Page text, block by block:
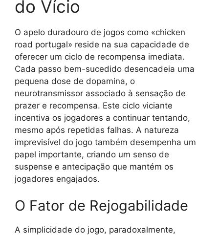
do Vício
O apelo duradouro de jogos como «chicken
road portugal» reside na sua capacidade de
oferecer um ciclo de recompensa imediata.
Cada passo bem-sucedido desencadeia uma
pequena dose de dopamina, o
neurotransmissor associado à sensação de
prazer e recompensa. Este ciclo viciante
incentiva os jogadores a continuar tentando,
mesmo após repetidas falhas. A natureza
imprevisível do jogo também desempenha um
papel importante, criando um senso de
suspense e antecipação que mantém os
jogadores engajados.
O Fator de Rejogabilidade
A simplicidade do jogo, paradoxalmente,